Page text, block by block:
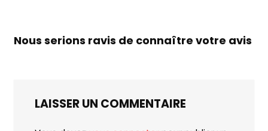
Nous serions ravis de connaître votre avis
LAISSER UN COMMENTAIRE